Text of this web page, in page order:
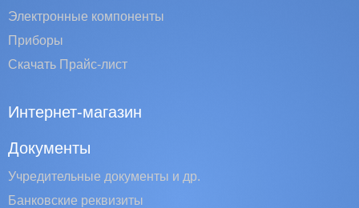
Электронные компоненты
Приборы
Скачать Прайс-лист
Интернет-магазин
Документы
Учредительные документы и др.
Банковские реквизиты